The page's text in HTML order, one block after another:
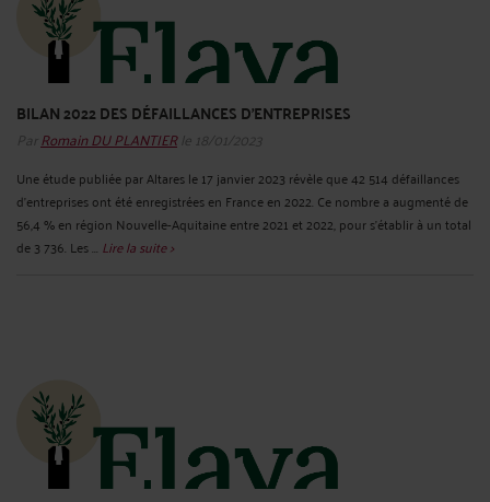
BILAN 2022 DES DÉFAILLANCES D’ENTREPRISES
Par Romain DU PLANTIERle 18/01/2023
Une étude publiée par Altares le 17 janvier 2023 révèle que 42 514 défaillances
d’entreprises ont été enregistrées en France en 2022. Ce nombre a augmenté de
56,4 % en région Nouvelle-Aquitaine entre 2021 et 2022, pour s’établir à un total
de 3 736. Les ... Lire la suite >